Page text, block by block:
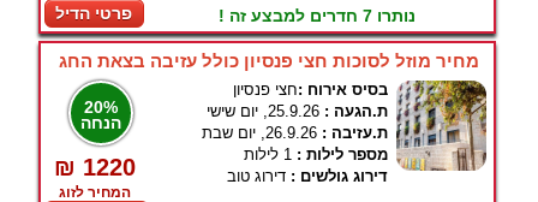
פרטי הדיל נותרו 7 חדרים למבצע זה !
מחיר מוזל לסוכות חצי פנסיון כולל עזיבה בצאת החג
20%
הנחה
₪ 1220
המחיר לזוג
בסיס אירוח :חצי פנסיון
ת.הגעה : 25.9.26, יום שישי
ת.עזיבה : 26.9.26, יום שבת
מספר לילות : 1 לילות
דירוג גולשים : דירוג טוב